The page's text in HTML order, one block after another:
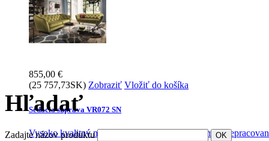
855,00 €
(25 757,73SK) Zobraziť Vložiť do košíka
Sedacia súprava VR072 SN
Vysoko kvalitný model, ktorý vďaka proporciám a
Hľadať
Zadajte názov produktu